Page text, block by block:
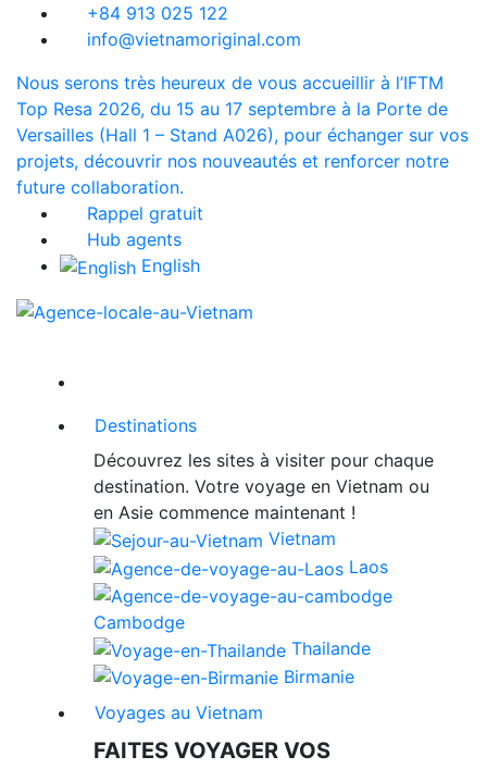
+84 913 025 122
info@vietnamoriginal.com
Nous serons très heureux de vous accueillir à l’IFTM
Top Resa 2026, du 15 au 17 septembre à la Porte de
Versailles (Hall 1 – Stand A026), pour échanger sur vos
projets, découvrir nos nouveautés et renforcer notre
future collaboration.
Rappel gratuit
Hub agents
English
Destinations
Découvrez les sites à visiter pour chaque
destination. Votre voyage en Vietnam ou
en Asie commence maintenant !
Vietnam
Laos
Cambodge
Thailande
Birmanie
Voyages au Vietnam
FAITES VOYAGER VOS